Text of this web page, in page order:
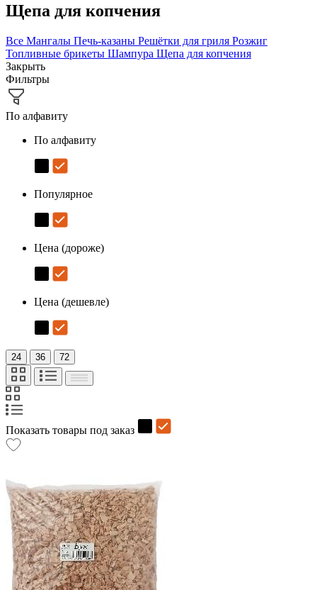
Щепа для копчения
Все Мангалы Печь-казаны Решётки для гриля Розжиг
Топливные брикеты Шампура Щепа для копчения
Закрыть
Фильтры
По алфавиту
По алфавиту
Популярное
Цена (дороже)
Цена (дешевле)
24 36 72
Показать товары под заказ